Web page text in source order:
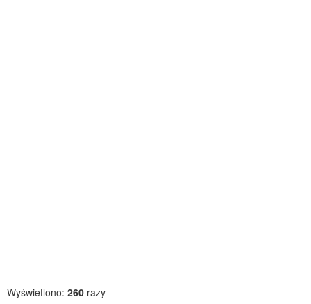
Wyświetlono: 260 razy